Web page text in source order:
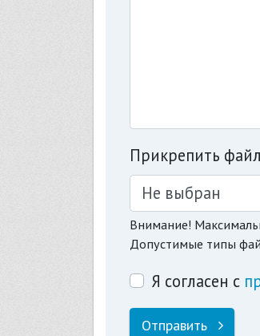
Прикрепить файл
Не выбран
Внимание!
Допустимые типы
Я согласен с
Отправить